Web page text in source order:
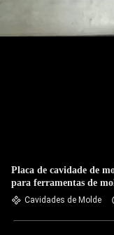
Placa de cavidade de
para ferramentas de
Cavidades de Molde